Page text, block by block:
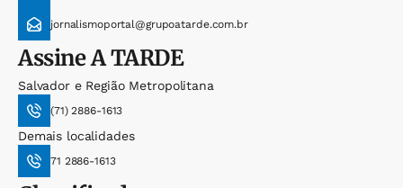
jornalismoportal@grupoatarde.com.br
AssineA TARDE
Salvador e Região Metropolitana
(71) 2886-1613
Demais localidades
71 2886-1613